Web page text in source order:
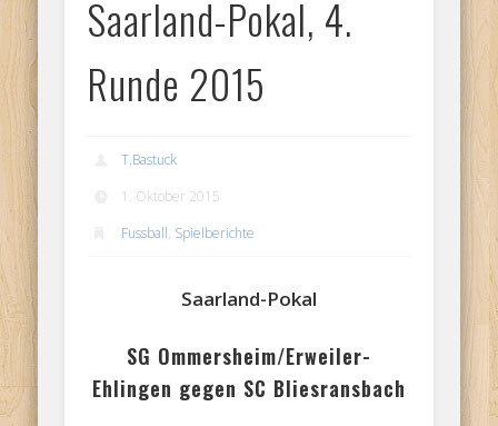
Saarland-Pokal, 4.
Runde 2015
T.Bastuck
1. Oktober 2015
Fussball, Spielberichte
Saarland-Pokal
SG Ommersheim/Erweiler-
Ehlingen gegen SC Bliesransbach